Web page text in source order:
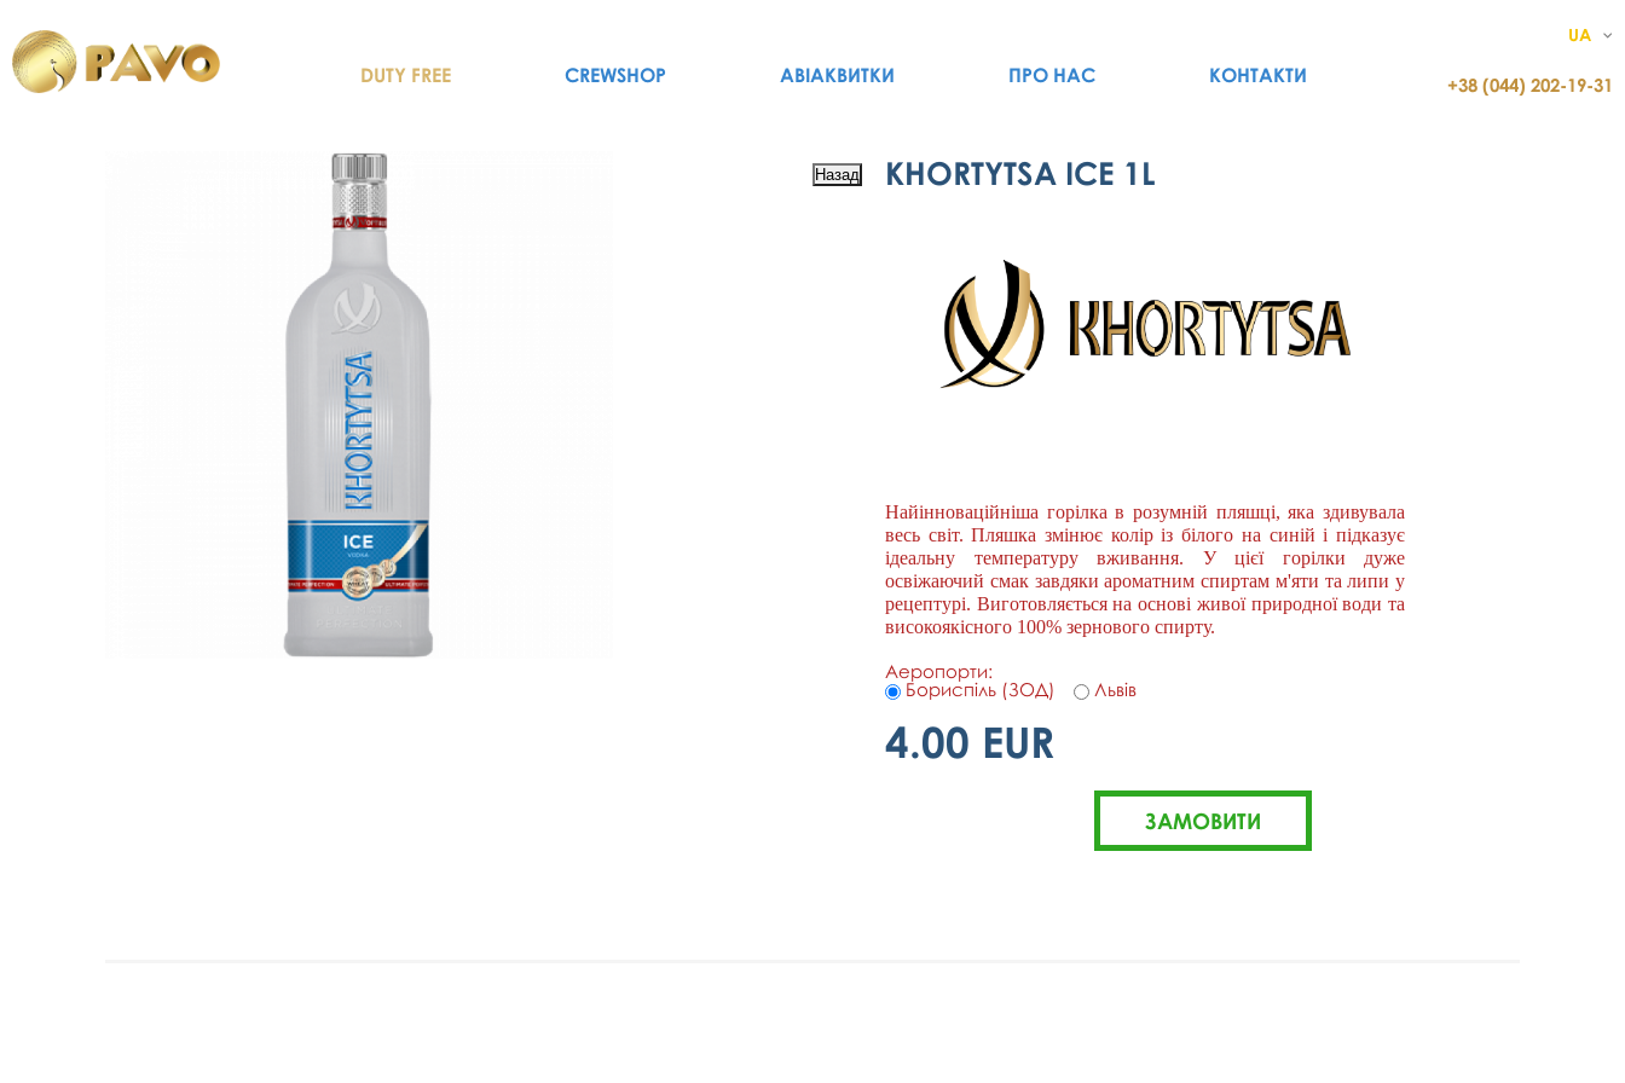
DUTY FREE CREWSHOP АВІАКВИТКИ ПРО НАС КОНТАКТИ
UA
+38 (044) 202-19-31
KHORTYTSA ICE 1L
Найінноваційніша горілка в розумній пляшці, яка здивувала
весь світ. Пляшка змінює колір із білого на синій і підказує
ідеальну температуру вживання. У цієї горілки дуже
освіжаючий смак завдяки ароматним спиртам м'яти та липи у
рецептурі. Виготовляється на основі живої природної води та
високоякісного 100% зернового спирту.
Аеропорти:
Бориспіль (ЗОД)
Львів
4.00 EUR